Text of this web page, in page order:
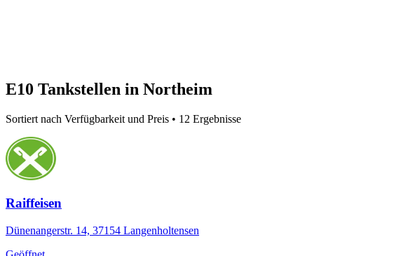
E10 Tankstellen in Northeim
Sortiert nach Verfügbarkeit und Preis • 12 Ergebnisse
Raiffeisen
Dünenangerstr. 14, 37154 Langenholtensen